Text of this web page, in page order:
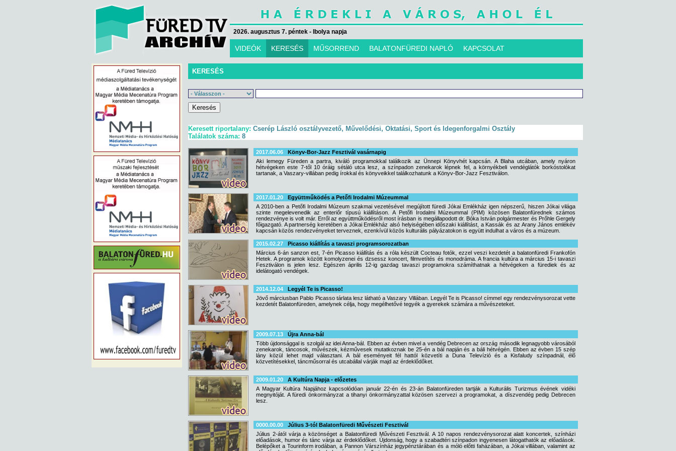
2026. augusztus 7. péntek - Ibolya napja
VIDEÓK KERESÉS MŰSORREND BALATONFÜREDI NAPLÓ KAPCSOLAT
KERESÉS
Keresett riportalany: Cserép László osztályvezető, Művelődési, Oktatási, Sport és Idegenforgalmi Osztály
Találatok száma: 8
2017.06.06
Könyv-Bor-Jazz Fesztivál vasárnapig
Aki lemegy Füreden a partra, kiváló programokkal találkozik az Ünnepi Könyvhét kapcsán. A Blaha utcában, amely nyáron
hétvégeken este 7-től 10 óráig sétáló utca lesz, a színpadon zenekarok lépnek fel, a környékbeli vendéglátók borkóstolókat
tartanak, a Vaszary-villában pedig írokkal és könyveikkel találkozhatunk a Könyv-Bor-Jazz Fesztiválon.
2017.01.20
Együttműködés a Petőfi Irodalmi Múzeummal
A 2010-ben a Petőfi Irodalmi Múzeum szakmai vezetésével megújított füredi Jókai Emlékház igen népszerű, hiszen Jókai világa
szinte megelevenedik az enteriőr típusú kiállításon. A Petőfi Irodalmi Múzeummal (PIM) közösen Balatonfürednek számos
rendezvénye is volt már. Erről az együttműködésről most írásban is megállapodott dr. Bóka István polgármester és Prőhle Gergely
főigazgató. A partnerség keretében a Jókai Emlékház alsó helyiségében időszaki kiállítást, a Kassák és az Arany János emlékév
kapcsán közös rendezvényeket terveznek, ezenkívül közös kulturális pályázatokon is együtt indulhat a város és a múzeum.
2015.02.27
Picasso kiállítás a tavaszi programsorozatban
Március 6-án sanzon est, 7-én Picasso kiállítás és a róla készült Cocteau fotók, ezzel veszi kezdetét a balatonfüredi Frankofón
Hetek. A programok között komolyzenei és dzsessz koncert, filmvetítés és monodráma. A francia kultúra a március 15-i tavaszi
Fesztiválon is jelen lesz. Egészen április 12-ig gazdag tavaszi programokra számíthatnak a hétvégeken a fürediek és az
idelátogató vendégek.
2014.12.04
Legyél Te is Picasso!
Jövő márciusban Pablo Picasso tárlata lesz látható a Vaszary Villában. Legyél Te is Picasso! címmel egy rendezvénysorozat vette
kezdetét Balatonfüreden, amelynek célja, hogy megélhetővé tegyék a gyerekek számára a művészeteket.
2009.07.13
Újra Anna-bál
Több újdonsággal is szolgál az idei Anna-bál. Ebben az évben mivel a vendég Debrecen az ország második legnagyobb városából
zenekarok, táncosok, művészek, kézművesek mutatkoznak be 25-én a bál napján és a báli hétvégén. Ebben az évben 15 szép
lány közül lehet majd választani. A bál eseményeit fél hattól közvetíti a Duna Televízió és a Kisfaludy színpadnál, élő
közvetítésekkel, táncműsorral és utcabállal várják majd az érdeklődőket.
2009.01.20
A Kultúra Napja - előzetes
A Magyar Kultúra Napjához kapcsolódóan január 22-én és 23-án Balatonfüreden tartják a Kulturális Turizmus évének vidéki
megnyitóját. A füredi önkormányzat a tihanyi önkormányzattal közösen szervezi a programokat, a díszvendég pedig Debrecen
lesz.
0000.00.00
Július 3-tól Balatonfüredi Művészeti Fesztivál
Július 2-ától várja a közönséget a Balatonfüredi Művészeti Fesztivál. A 10 napos rendezvénysorozat alatt koncertek, színházi
előadások, humor és tánc várja az érdeklődőket. Újdonság, hogy a szabadtéri színpadon ingyenesen látogathatók az előadások.
Belépőket a Tourinform irodában, a Pannon Várszínház jegypénztárában és a móló előtti faházában, a Jókai villában, valamint az